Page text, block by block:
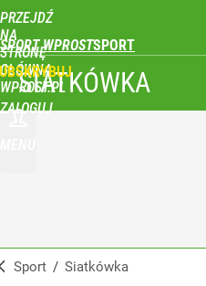
PRZEJDŹ
NA
STRONĘ
GŁÓWNĄ
WPROST.PL
SPORT WPROST
ZALOGUJ
SIATKÓWKA
Sport / Siatkówka